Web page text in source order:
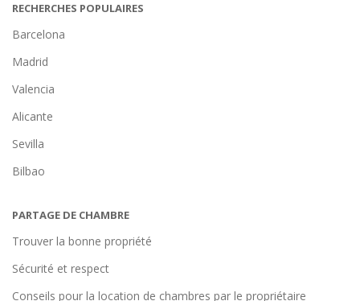
RECHERCHES POPULAIRES
Barcelona
Madrid
Valencia
Alicante
Sevilla
Bilbao
PARTAGE DE CHAMBRE
Trouver la bonne propriété
Sécurité et respect
Conseils pour la location de chambres par le propriétaire